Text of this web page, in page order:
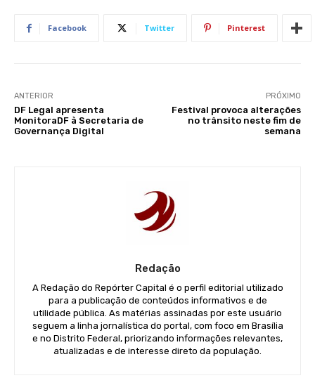
Facebook Twitter Pinterest
ANTERIOR
DF Legal apresenta
MonitoraDF à Secretaria de
Governança Digital
PRÓXIMO
Festival provoca alterações
no trânsito neste fim de
semana
Redação
A Redação do Repórter Capital é o perfil editorial utilizado
para a publicação de conteúdos informativos e de
utilidade pública. As matérias assinadas por este usuário
seguem a linha jornalística do portal, com foco em Brasília
e no Distrito Federal, priorizando informações relevantes,
atualizadas e de interesse direto da população.